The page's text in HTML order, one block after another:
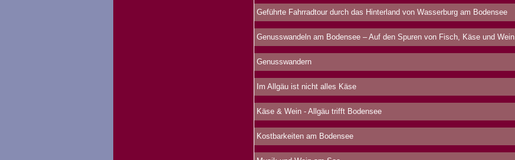
Geführte Fahrradtour durch das Hinterland von Wasserburg am Bodensee
Genusswandeln am Bodensee – Auf den Spuren von Fisch, Käse und Wein
Genusswandern
Im Allgäu ist nicht alles Käse
Käse & Wein - Allgäu trifft Bodensee
Kostbarkeiten am Bodensee